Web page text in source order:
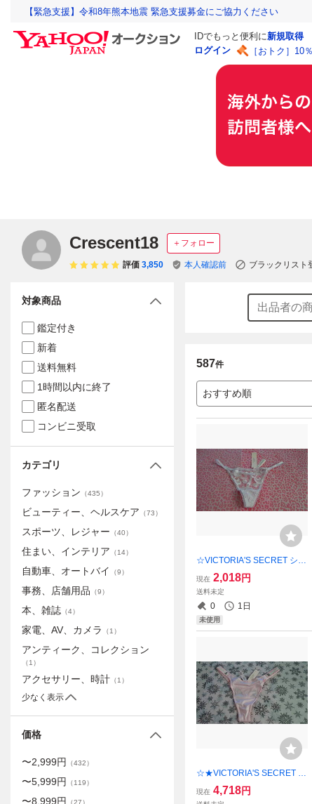
【緊急支援】令和8年熊本地震 緊急支援募金にご協力ください
IDでもっと便利に新規取得
ログイン
［おトク］10
Crescent18 ＋フォロー
評価 3,850 本人確認前 ブラックリスト
587件
おすすめ順
☆VICTORIA'S SECRET ショ
ーツ・XS★【新品未使用】
ご希望の方にショップ紙袋同
封可能！！
現在 2,018円
送料未定
0 1日
未使用
☆★VICTORIA'S SECRET シ
ョーツ・XS♪♪【新品未使
用】 ご希望の方にショップ
現在 4,718円
対象商品
鑑定付き
新着
送料無料
1時間以内に終了
匿名配送
コンビニ受取
カテゴリ
ファッション （435）
ビューティー、ヘルスケア （73）
スポーツ、レジャー （40）
住まい、インテリア （14）
自動車、オートバイ （9）
事務、店舗用品 （9）
本、雑誌 （4）
家電、AV、カメラ （1 ）
アンティーク、コレクション
（1 ）
アクセサリー、時計 （1 ）
少なく表示
価格
〜2,999円 （432）
〜5,999円 （119）
〜8,999円 （27）